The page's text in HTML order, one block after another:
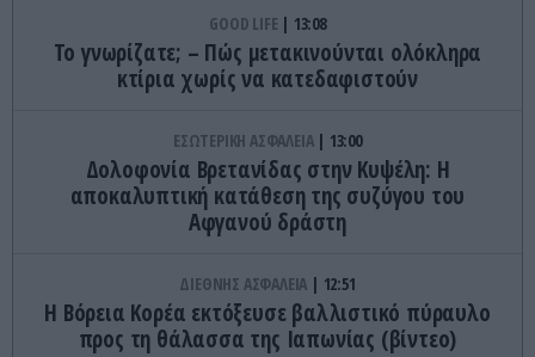
GOOD LIFE 13:08
Το γνωρίζατε; – Πώς μετακινούνται ολόκληρα
κτίρια χωρίς να κατεδαφιστούν
ΕΣΩΤΕΡΙΚΗ ΑΣΦΑΛΕΙΑ 13:00
Δολοφονία Βρετανίδας στην Κυψέλη: Η
αποκαλυπτική κατάθεση της συζύγου του
Αφγανού δράστη
ΔΙΕΘΝΗΣ ΑΣΦΑΛΕΙΑ 12:51
Η Βόρεια Κορέα εκτόξευσε βαλλιστικό πύραυλο
προς τη θάλασσα της Ιαπωνίας (βίντεο)